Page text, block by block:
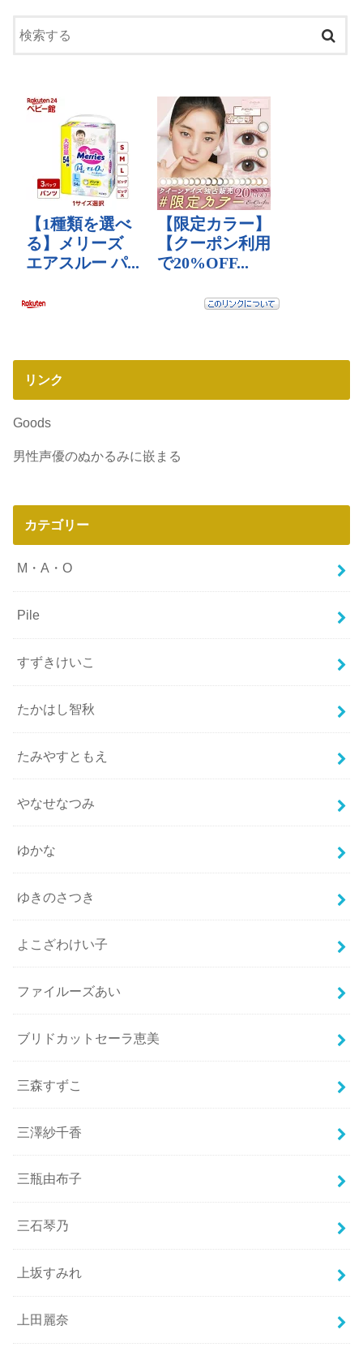
リンク
Goods
男性声優のぬかるみに嵌まる
カテゴリー
M・A・O
Pile
すずきけいこ
たかはし智秋
たみやすともえ
やなせなつみ
ゆかな
ゆきのさつき
よこざわけい子
ファイルーズあい
ブリドカットセーラ恵美
三森すずこ
三澤紗千香
三瓶由布子
三石琴乃
上坂すみれ
上田麗奈